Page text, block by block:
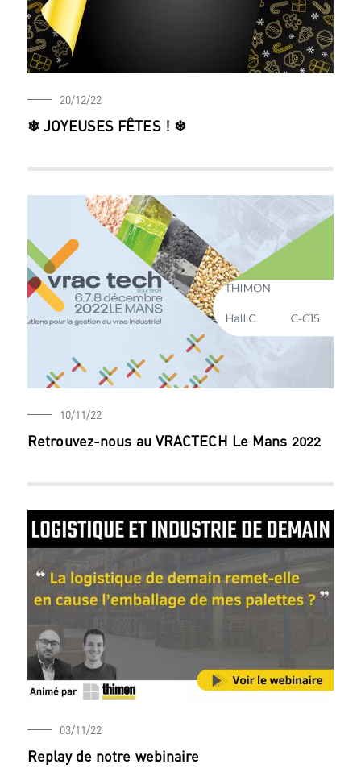
20/12/22
❄ JOYEUSES FÊTES ! ❄
10/11/22
Retrouvez-nous au VRACTECH Le Mans 2022
03/11/22
Replay de notre webinaire